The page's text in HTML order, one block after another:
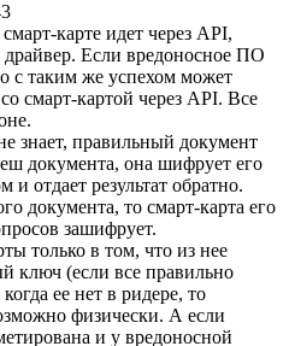
карте идет через API,
драйвер. Если вредоносное ПО
с таким же успехом может
смарт-картой через API. Все
знает, правильный документ
документа, она шифрует его
отдает результат обратно.
документа, то смарт-карта его
зашифрует.
только в том, что из нее
ключ (если все правильно
ее нет в ридере, то
физически. А если
и у вредоносной